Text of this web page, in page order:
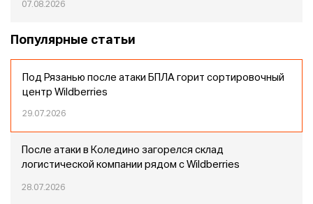
07.08.2026
Популярные статьи
Под Рязанью после атаки БПЛА горит сортировочный
центр Wildberries
29.07.2026
После атаки в Коледино загорелся склад
логистической компании рядом с Wildberries
28.07.2026